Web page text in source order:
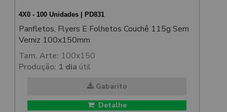
4X0 - 100 Unidades | PD831
Panfletos, Flyers E Folhetos Couchê 115g Sem
Verniz 100x150mm
Tam. Arte: 100x150
Produção: 1 dia útil
Gabarito
Detalhe